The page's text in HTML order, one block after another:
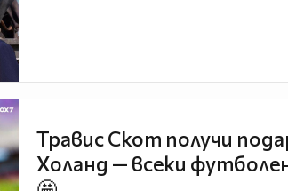
Травис Скот получи
Холанд — всеки